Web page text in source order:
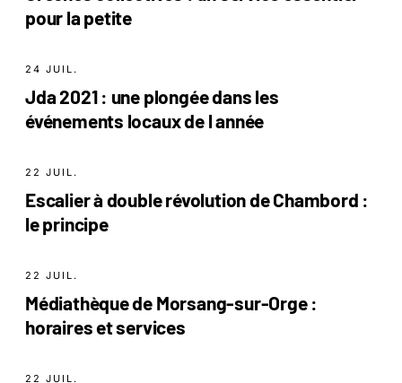
pour la petite
24 JUIL.
Jda 2021 : une plongée dans les
événements locaux de l année
22 JUIL.
Escalier à double révolution de Chambord :
le principe
22 JUIL.
Médiathèque de Morsang-sur-Orge :
horaires et services
22 JUIL.